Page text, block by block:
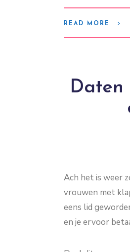
READ MORE
Daten
Ach het is weer
vrouwen met
eens lid
en je ervoor